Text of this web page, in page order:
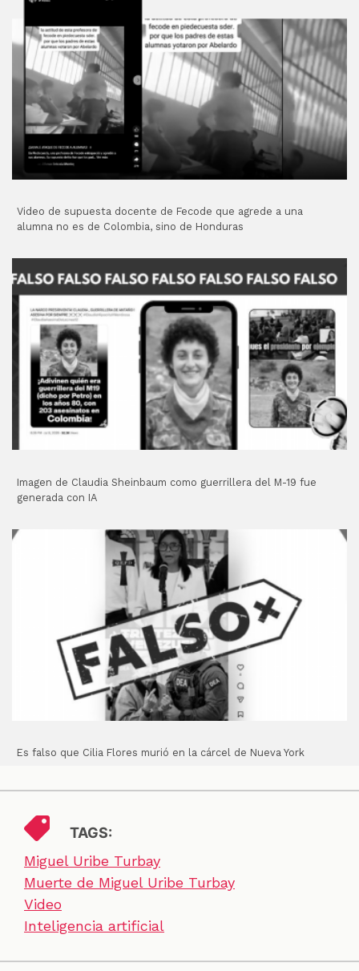
Video de supuesta docente de Fecode que agrede a una
alumna no es de Colombia, sino de Honduras
Imagen de Claudia Sheinbaum como guerrillera del M-19 fue
generada con IA
Es falso que Cilia Flores murió en la cárcel de Nueva York
TAGS:
Miguel Uribe Turbay
Muerte de Miguel Uribe Turbay
Video
Inteligencia artificial